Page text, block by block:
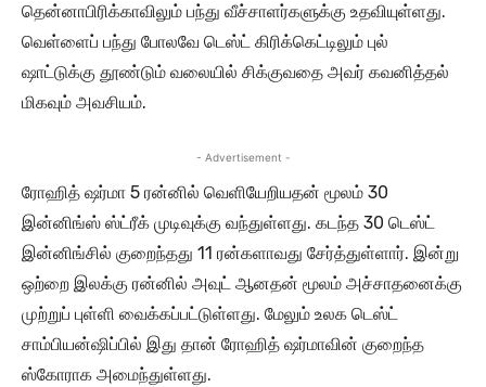
தென்னாபிரிக்காவிலும் பந்து வீச்சாளர்களுக்கு உதவியுள்ளது.
வெள்ளைப் பந்து போலவே டெஸ்ட் கிரிக்கெட்டிலும் புல்
ஷாட்டுக்கு தூண்டும் வலையில் சிக்குவதை அவர் கவனித்தல்
மிகவும் அவசியம்.
- Advertisement -
ரோஹித் ஷர்மா 5 ரன்னில் வெளியேறியதன் மூலம் 30
இன்னிங்ஸ் ஸ்ட்ரீக் முடிவுக்கு வந்துள்ளது. கடந்த 30 டெஸ்ட்
இன்னிங்சில் குறைந்தது 11 ரன்களாவது சேர்த்துள்ளார். இன்று
ஒற்றை இலக்கு ரன்னில் அவுட் ஆனதன் மூலம் அச்சாதனைக்கு
முற்றுப் புள்ளி வைக்கப்பட்டுள்ளது. மேலும் உலக டெஸ்ட்
சாம்பியன்ஷிப்பில் இது தான் ரோஹித் ஷர்மாவின் குறைந்த
ஸ்கோராக அமைந்துள்ளது.